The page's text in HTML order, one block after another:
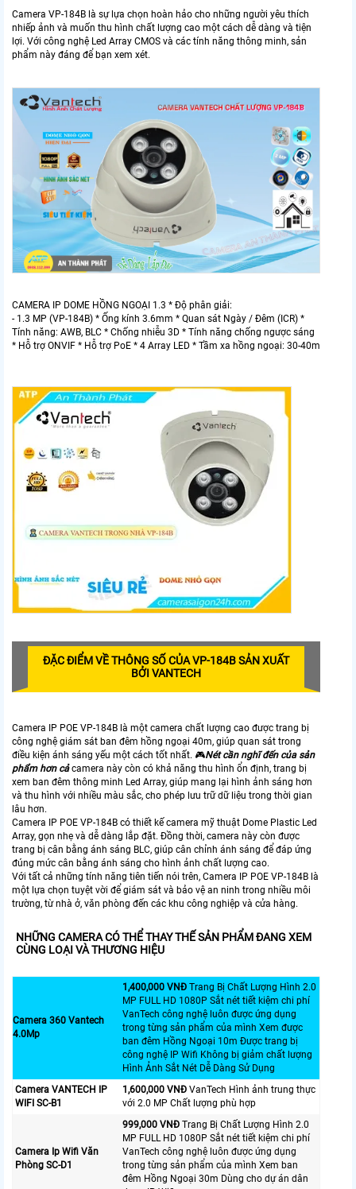
Camera VP-184B là sự lựa chọn hoàn hảo cho những người yêu thích
nhiếp ảnh và muốn thu hình chất lượng cao một cách dễ dàng và tiện
lợi. Với công nghệ Led Array CMOS và các tính năng thông minh, sản
phẩm này đáng để bạn xem xét.
CAMERA IP DOME HỒNG NGOẠI 1.3 * Độ phân giải:
- 1.3 MP (VP-184B) * Ống kính 3.6mm * Quan sát Ngày / Đêm (ICR) *
Tính năng: AWB, BLC * Chống nhiễu 3D * Tính năng chống ngược sáng
* Hỗ trợ ONVIF * Hỗ trợ PoE * 4 Array LED * Tầm xa hồng ngoại: 30-40m
ĐẶC ĐIỂM VỀ THÔNG SỐ CỦA VP-184B SẢN XUẤT
BỞI VANTECH
Camera IP POE VP-184B là một camera chất lượng cao được trang bị
công nghệ giám sát ban đêm hồng ngoại 40m, giúp quan sát trong
điều kiện ánh sáng yếu một cách tốt nhất. 🎮Nét cần nghĩ đến của sản
phẩm hơn cảcamera này còn có khả năng thu hình ổn định, trang bị
xem ban đêm thông minh Led Array, giúp mang lại hình ảnh sáng hơn
và thu hình với nhiều màu sắc, cho phép lưu trữ dữ liệu trong thời gian
lâu hơn.
Camera IP POE VP-184B có thiết kế camera mỹ thuật Dome Plastic Led
Array, gọn nhẹ và dễ dàng lắp đặt. Đồng thời, camera này còn được
trang bị cân bằng ánh sáng BLC, giúp cân chỉnh ánh sáng để đáp ứng
đúng mức cân bằng ánh sáng cho hình ảnh chất lượng cao.
Với tất cả những tính năng tiên tiến nói trên, Camera IP POE VP-184B là
một lựa chọn tuyệt vời để giám sát và bảo vệ an ninh trong nhiều môi
trường, từ nhà ở, văn phòng đến các khu công nghiệp và cửa hàng.
NHỮNG CAMERA CÓ THỂ THAY THẾ SẢN PHẨM ĐANG XEM
CÙNG LOẠI VÀ THƯƠNG HIỆU
Camera 360 Vantech
4.0Mp
1,400,000 VNĐ Trang Bị Chất Lượng Hình 2.0
MP FULL HD 1080P Sắt nét tiết kiệm chi phí
VanTech công nghệ luôn được ứng dụng
trong từng sản phẩm của mình Xem được
ban đêm Hồng Ngoại 10m Được trang bị
công nghệ IP Wifi Không bị giảm chất lượng
Hình Ảnh Sắt Nét Dễ Dàng Sử Dụng
Camera VANTECH IP
WIFI SC-B1
1,600,000 VNĐ VanTech Hình ảnh trung thực
với 2.0 MP Chất lượng phù hợp
Camera Ip Wifi Văn
Phòng SC-D1
999,000 VNĐ Trang Bị Chất Lượng Hình 2.0
MP FULL HD 1080P Sắt nét tiết kiệm chi phí
VanTech công nghệ luôn được ứng dụng
trong từng sản phẩm của mình Xem ban
đêm Hồng Ngoại 30m Dùng cho dự án dân